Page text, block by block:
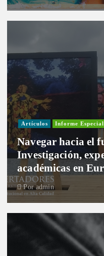
Artículos Informe Especial
Navegar hacia el
Investigación,
académicas en
Poradmin